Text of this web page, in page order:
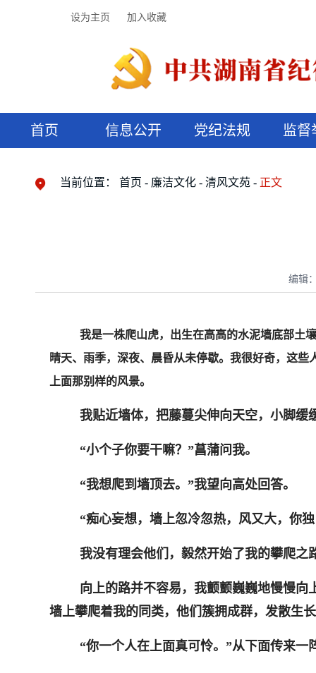
设为主页 加入收藏
首页 信息公开 党纪法规 监督
当前位置： 首页 廉洁文化 清风文苑 正文
编辑
我是一株爬山虎，出生在高高的水泥墙底部土
晴天、雨季，深夜、晨昏从未停歇。我很好奇，这
上面那别样的风景。
我贴近墙体，把藤蔓尖伸向天空，小脚
“小个子你要干嘛？”菖蒲问我。
“我想爬到墙顶去。”我望向高处回答。
“痴心妄想，墙上忽冷忽热，风又大，你
我没有理会他们，毅然开始了我的攀爬之
向上的路并不容易，我颤颤巍巍地慢慢
墙上攀爬着我的同类，他们簇拥成群，发散生
“你一个人在上面真可怜。”从下面传来